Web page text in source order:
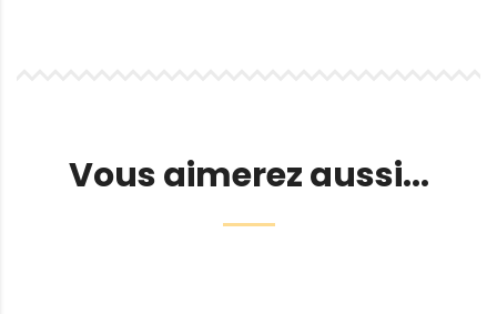
Vous aimerez aussi...